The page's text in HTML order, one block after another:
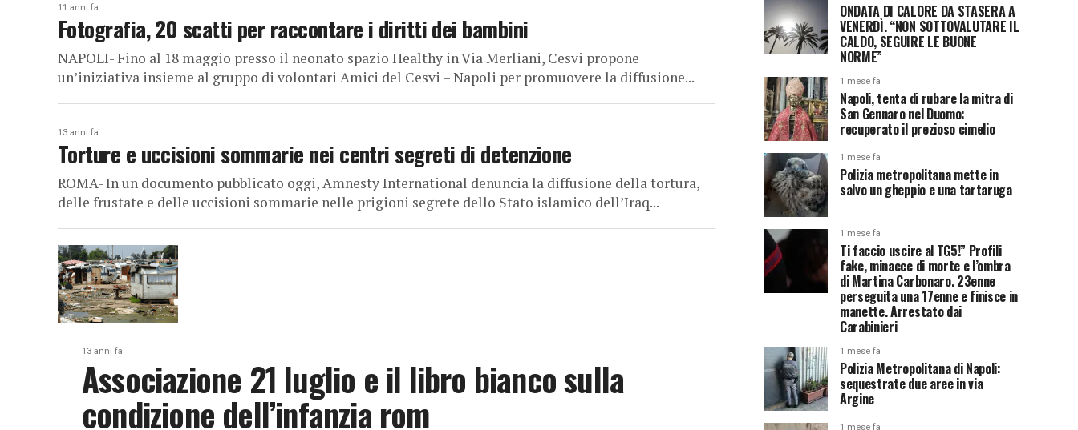
11 anni fa
Fotografia, 20 scatti per raccontare i diritti dei bambini
NAPOLI- Fino al 18 maggio presso il neonato spazio Healthy in Via Merliani, Cesvi propone
un’iniziativa insieme al gruppo di volontari Amici del Cesvi – Napoli per promuovere la diffusione...
13 anni fa
Torture e uccisioni sommarie nei centri segreti di detenzione
ROMA- In un documento pubblicato oggi, Amnesty International denuncia la diffusione della tortura,
delle frustate e delle uccisioni sommarie nelle prigioni segrete dello Stato islamico dell’Iraq...
13 anni fa
Associazione 21 luglio e il libro bianco sulla
condizione dell’infanzia rom
ONDATA DI CALORE DA STASERA A
VENERDÌ. “NON SOTTOVALUTARE IL
CALDO, SEGUIRE LE BUONE
NORME”
1 mese fa
Napoli, tenta di rubare la mitra di
San Gennaro nel Duomo:
recuperato il prezioso cimelio
1 mese fa
Polizia metropolitana mette in
salvo un gheppio e una tartaruga
1 mese fa
Ti faccio uscire al TG5!” Profili
fake, minacce di morte e l’ombra
di Martina Carbonaro. 23enne
perseguita una 17enne e finisce in
manette. Arrestato dai
Carabinieri
1 mese fa
Polizia Metropolitana di Napoli:
sequestrate due aree in via
Argine
1 mese fa